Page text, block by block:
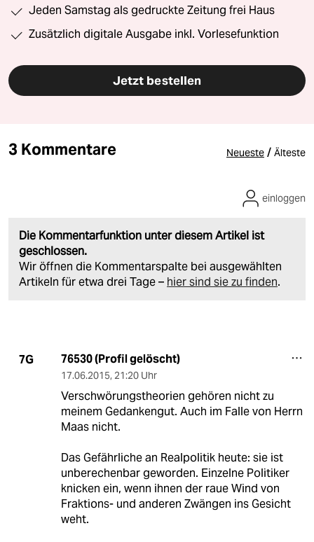
Jeden Samstag als gedruckte Zeitung frei Haus
Zusätzlich digitale Ausgabe inkl. Vorlesefunktion
Jetzt bestellen
3 Kommentare Neueste / Älteste
Die Kommentarfunktion unter diesem Artikel ist
geschlossen.
Wir öffnen die Kommentarspalte bei ausgewählten
Artikeln für etwa drei Tage – hier sind sie zu finden.
einloggen
7G 76530 (Profil gelöscht)
17.06.2015, 21:20 Uhr
Verschwörungstheorien gehören nicht zu
meinem Gedankengut. Auch im Falle von Herrn
Maas nicht.
Das Gefährliche an Realpolitik heute: sie ist
unberechenbar geworden. Einzelne Politiker
knicken ein, wenn ihnen der raue Wind von
Fraktions- und anderen Zwängen ins Gesicht
weht.